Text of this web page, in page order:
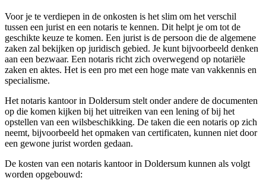
Voor je te verdiepen in de onkosten is het slim om het verschil
tussen een jurist en een notaris te kennen. Dit helpt je om tot de
geschikte keuze te komen. Een jurist is de persoon die de algemene
zaken zal bekijken op juridisch gebied. Je kunt bijvoorbeeld denken
aan een bezwaar. Een notaris richt zich overwegend op notariële
zaken en aktes. Het is een pro met een hoge mate van vakkennis en
specialisme.
Het notaris kantoor in Doldersum stelt onder andere de documenten
op die komen kijken bij het uitreiken van een lening of bij het
opstellen van een wilsbeschikking. De taken die een notaris op zich
neemt, bijvoorbeeld het opmaken van certificaten, kunnen niet door
een gewone jurist worden gedaan.
De kosten van een notaris kantoor in Doldersum kunnen als volgt
worden opgebouwd: